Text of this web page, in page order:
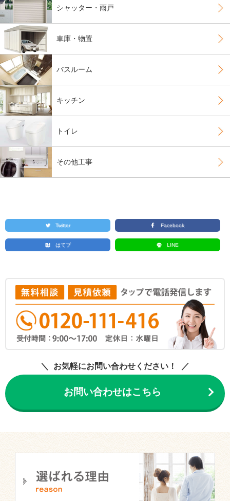
シャッター・雨戸
車庫・物置
バスルーム
キッチン
トイレ
その他工事
Twitter Facebook
はてブ LINE
お気軽にお問い合わせください！
お問い合わせはこちら